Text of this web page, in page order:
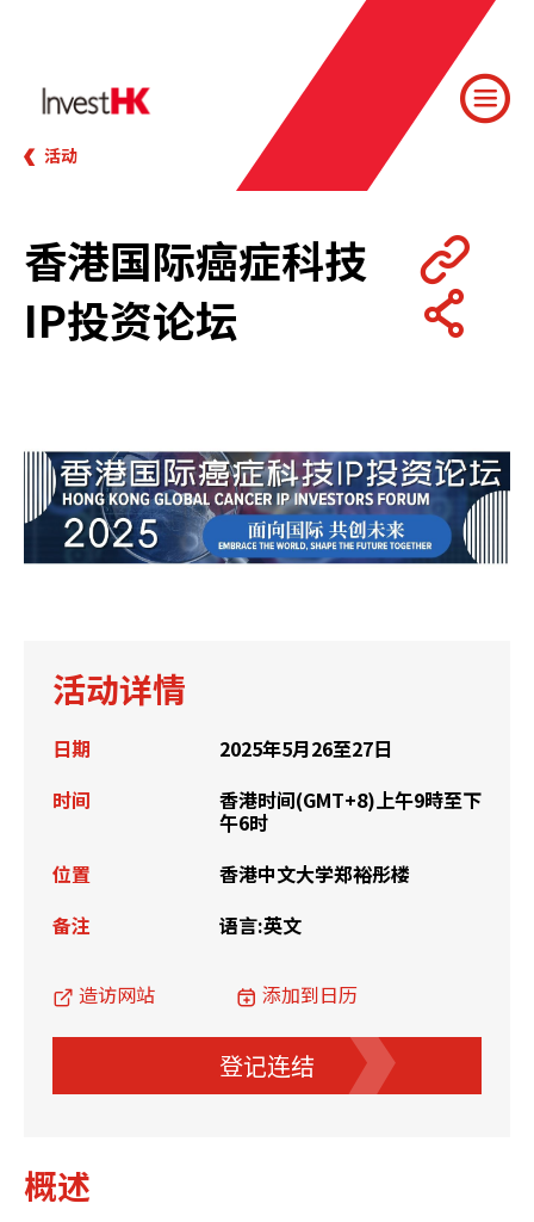
活动
香港国际癌症科技
IP投资论坛
活动详情
日期
2025年5月26至27日
时间
香港时间(GMT+8)上午9時至下
午6时
位置
香港中文大学郑裕彤楼
备注
语言:英文
造访网站 添加到日历
登记连结
概述